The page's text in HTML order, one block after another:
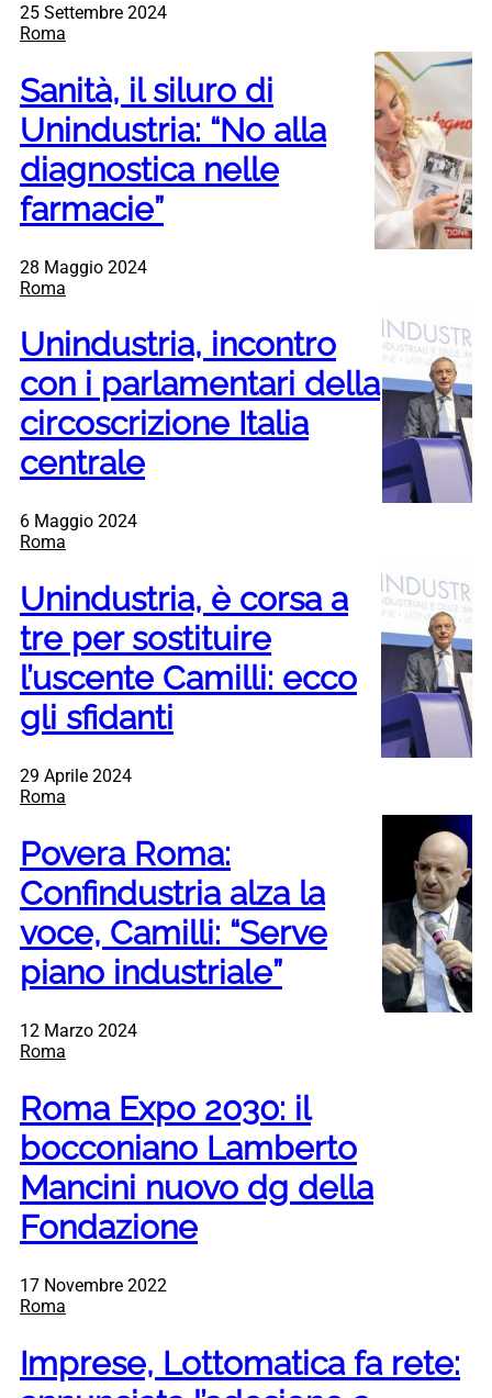
25 Settembre 2024
Roma
Sanità, il siluro di
Unindustria: “No alla
diagnostica nelle
farmacie”
28 Maggio 2024
Roma
Unindustria, incontro
con i parlamentari della
circoscrizione Italia
centrale
6 Maggio 2024
Roma
Unindustria, è corsa a
tre per sostituire
l’uscente Camilli: ecco
gli sfidanti
29 Aprile 2024
Roma
Povera Roma:
Confindustria alza la
voce, Camilli: “Serve
piano industriale”
12 Marzo 2024
Roma
Roma Expo 2030: il
bocconiano Lamberto
Mancini nuovo dg della
Fondazione
17 Novembre 2022
Roma
Imprese, Lottomatica fa rete: